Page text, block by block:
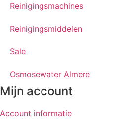
Reinigingsmachines
Reinigingsmiddelen
Sale
Osmosewater Almere
Mijn account
Account informatie